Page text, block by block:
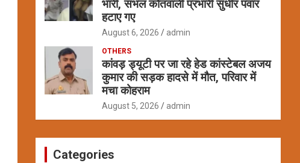
भारी, संभल कोतवाली प्रभारी सुधीर पंवार
हटाए गए
August 6, 2026 admin
OTHERS
कांवड़ ड्यूटी पर जा रहे हेड कांस्टेबल अजय
कुमार की सड़क हादसे में मौत, परिवार में
मचा कोहराम
August 5, 2026 admin
Categories